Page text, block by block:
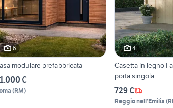
6
modulare prefabbricata
€
(RM)
4
Casetta in legno
porta singola
729 €
Reggio nell'Emilia (